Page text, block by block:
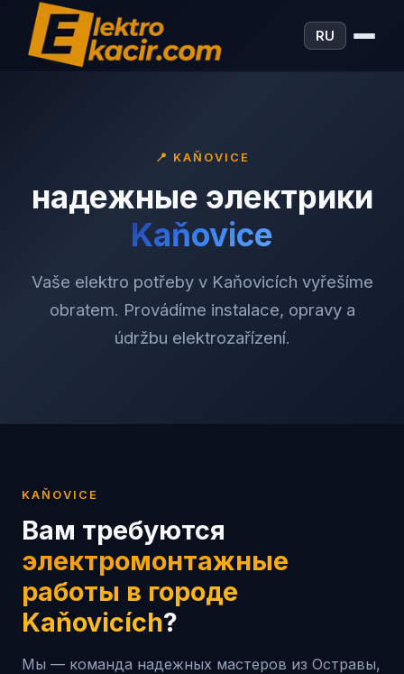
RU
📍 KAŇOVICE
надежные электрики
Kaňovice
Vaše elektro potřeby v Kaňovicích vyřešíme
obratem. Provádíme instalace, opravy a
údržbu elektrozařízení.
KAŇOVICE
Вам требуются
электромонтажные
работы в городе
Kaňovicích?
Мы — команда надежных мастеров из Остравы,